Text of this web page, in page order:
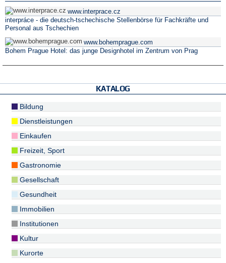
www.interprace.cz
interpráce - die deutsch-tschechische Stellenbörse für Fachkräfte und
Personal aus Tschechien
www.bohemprague.com
Bohem Prague Hotel: das junge Designhotel im Zentrum von Prag
KATALOG
Bildung
Dienstleistungen
Einkaufen
Freizeit, Sport
Gastronomie
Gesellschaft
Gesundheit
Immobilien
Institutionen
Kultur
Kurorte